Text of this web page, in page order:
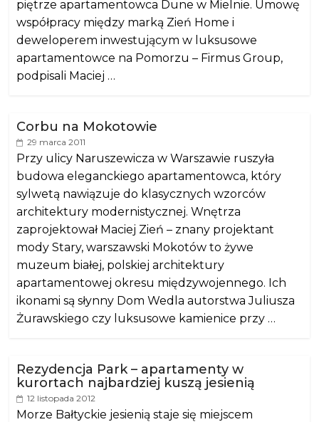
piętrze apartamentowca Dune w Mielnie. Umowę
współpracy między marką Zień Home i
deweloperem inwestującym w luksusowe
apartamentowce na Pomorzu – Firmus Group,
podpisali Maciej …
Corbu na Mokotowie
29 marca 2011
Przy ulicy Naruszewicza w Warszawie ruszyła
budowa eleganckiego apartamentowca, który
sylwetą nawiązuje do klasycznych wzorców
architektury modernistycznej. Wnętrza
zaprojektował Maciej Zień – znany projektant
mody Stary, warszawski Mokotów to żywe
muzeum białej, polskiej architektury
apartamentowej okresu międzywojennego. Ich
ikonami są słynny Dom Wedla autorstwa Juliusza
Żurawskiego czy luksusowe kamienice przy …
Rezydencja Park – apartamenty w
kurortach najbardziej kuszą jesienią
12 listopada 2012
Morze Bałtyckie jesienią staje się miejscem